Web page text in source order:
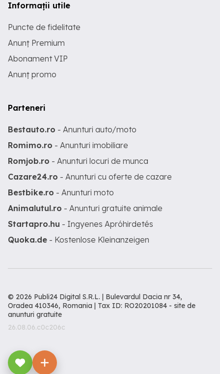
Informații utile
Puncte de fidelitate
Anunț Premium
Abonament VIP
Anunț promo
Parteneri
Bestauto.ro - Anunturi auto/moto
Romimo.ro - Anunturi imobiliare
Romjob.ro - Anunturi locuri de munca
Cazare24.ro - Anunturi cu oferte de cazare
Bestbike.ro - Anunturi moto
Animalutul.ro - Anunturi gratuite animale
Startapro.hu - Ingyenes Apróhirdetés
Quoka.de - Kostenlose Kleinanzeigen
© 2026 Publi24 Digital S.R.L. | Bulevardul Dacia nr 34,
Oradea 410346, Romania | Tax ID: RO20201084 - site de
anunturi gratuite
26.08.06.c0c206c